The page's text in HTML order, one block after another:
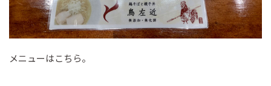
メニューはこちら。